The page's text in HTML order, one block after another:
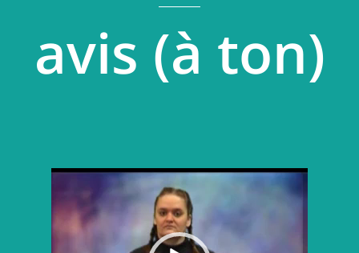
avis (à ton)
Lecteur
vidéo